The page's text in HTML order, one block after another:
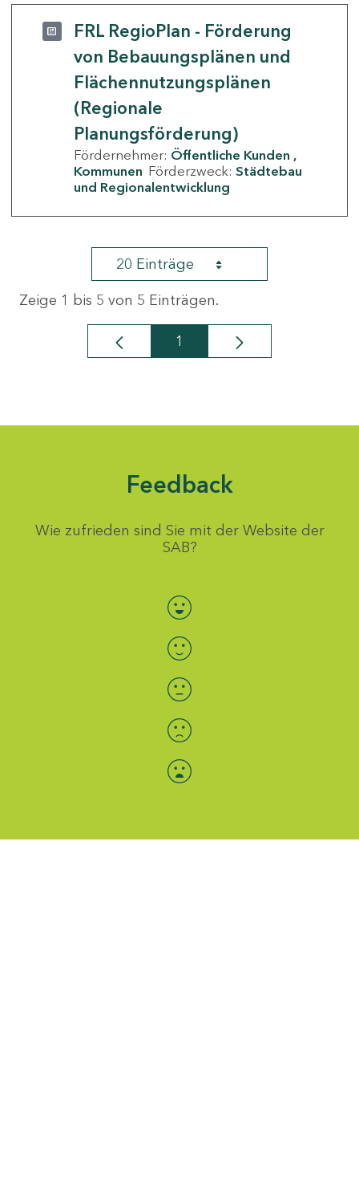
FRL RegioPlan - Förderung
von Bebauungsplänen und
Flächennutzungsplänen
(Regionale
Planungsförderung)
Fördernehmer: Öffentliche Kunden
Kommunen Förderzweck: Städtebau
und Regionalentwicklung
20 Einträge
Zeige 1 bis 5 von 5 Einträgen.
Seite
1
Feedback
Wie zufrieden sind Sie mit der Website der
SAB?
Bewertung auswählen